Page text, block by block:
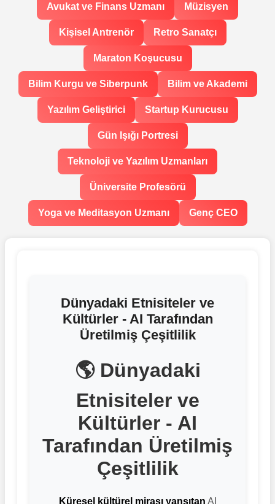
Avukat ve Finans Uzmanı Müzisyen
Kişisel Antrenör Retro Sanatçı
Maraton Koşucusu
Bilim Kurgu ve Siberpunk Bilim ve Akademi
Yazılım Geliştirici Startup Kurucusu
Gün Işığı Portresi
Teknoloji ve Yazılım Uzmanları
Üniversite Profesörü
Yoga ve Meditasyon Uzmanı Genç CEO
Dünyadaki Etnisiteler ve
Kültürler - AI Tarafından
Üretilmiş Çeşitlilik
🌎 Dünyadaki
Etnisiteler ve
Kültürler - AI
Tarafından Üretilmiş
Çeşitlilik
Küresel kültürel mirası yansıtan AI